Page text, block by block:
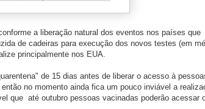
a liberação natural dos eventos nos países
de cadeiras para execução dos novos testes (em
principalmente nos EUA.
de 15 dias antes de liberar o acesso à
no momento ainda fica um pouco inviável a
que até outubro pessoas vacinadas poderão acessar